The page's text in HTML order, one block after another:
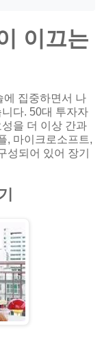
이끄는
에 집중하면서 나
다. 50대 투자자
을 더 이상 간과
, 마이크로소프트,
성되어 있어 장기